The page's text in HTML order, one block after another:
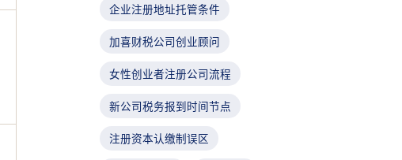
企业注册地址托管条件
加喜财税公司创业顾问
女性创业者注册公司流程
新公司税务报到时间节点
注册资本认缴制误区